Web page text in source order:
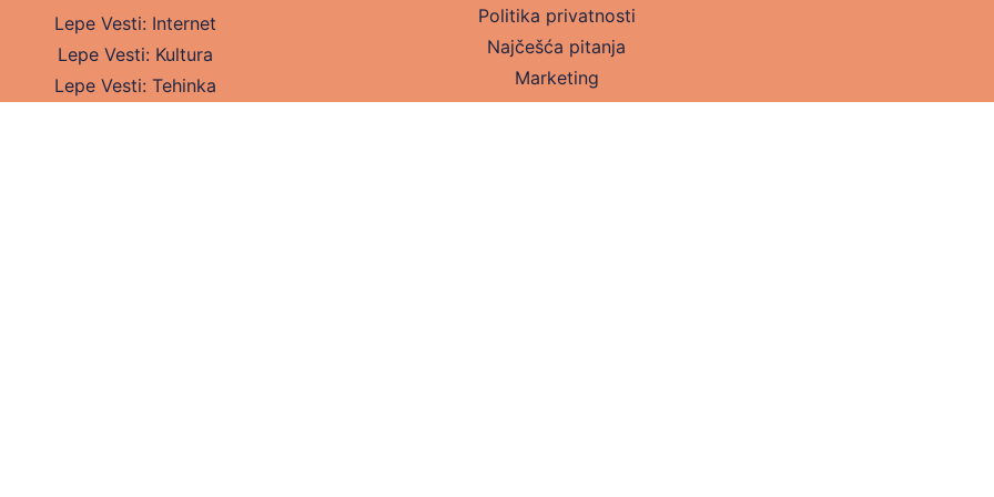
Lepe Vesti: Internet
Lepe Vesti: Kultura
Lepe Vesti: Tehinka
Politika privatnosti
Najčešća pitanja
Marketing
Kontakt